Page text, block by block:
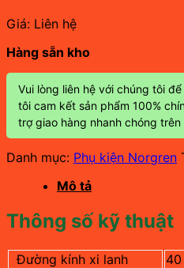
Giá: Liên hệ
Hàng sẵn kho
Vui lòng liên hệ với chúng tôi
tôi cam kết sản phẩm 100%
trợ giao hàng nhanh chóng trên
Danh mục: Phụ kiện Norgren
Mô tả
Thông số kỹ thuật
Đường kính xi lanh